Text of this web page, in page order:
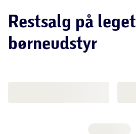
Restsalg på
børneudstyr